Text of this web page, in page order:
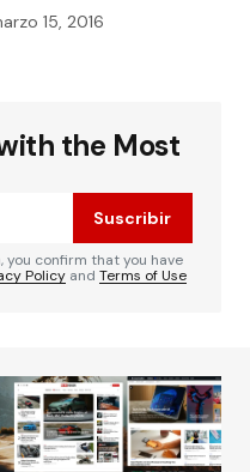
15, 2016
the Most
Suscribir
confirm that you have
Policy and Terms of Use